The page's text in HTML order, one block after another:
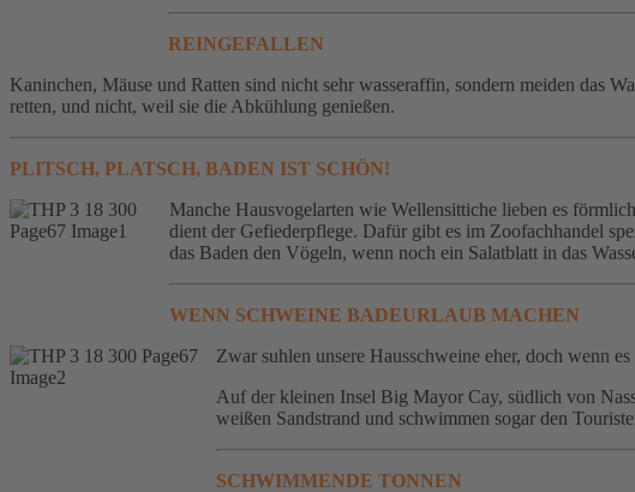
REINGEFALLEN
Kaninchen, Mäuse und Ratten sind nicht sehr wasseraffin, sondern meiden das
retten, und nicht, weil sie die Abkühlung genießen.
PLITSCH, PLATSCH, BADEN IST SCHÖN!
Manche Hausvogelarten wie Wellensittiche lieben es
dient der Gefiederpflege. Dafür gibt es im Zoofachhandel
das Baden den Vögeln, wenn noch ein Salatblatt in das
WENN SCHWEINE BADEURLAUB MACHEN
Zwar suhlen unsere Hausschweine eher, doch wenn
Auf der kleinen Insel Big Mayor Cay, südlich von
weißen Sandstrand und schwimmen sogar den
SCHWIMMENDE TONNEN